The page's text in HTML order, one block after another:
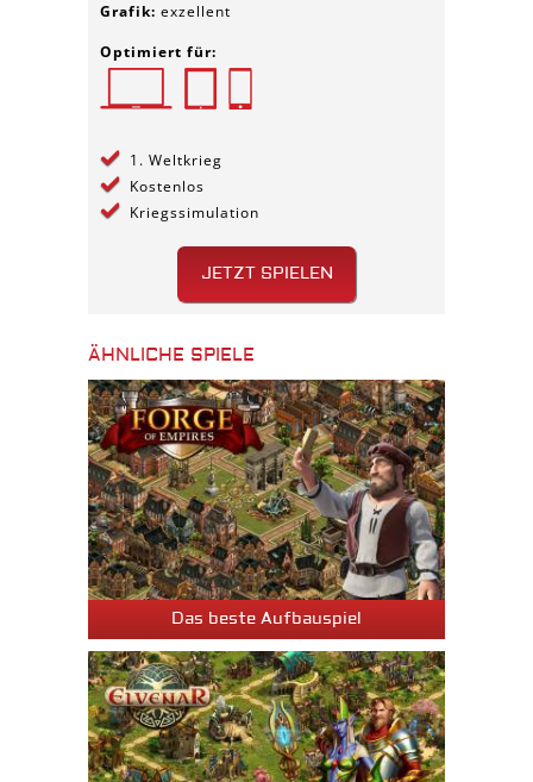
Grafik: exzellent
Optimiert für:
1. Weltkrieg
Kostenlos
Kriegssimulation
JETZT SPIELEN
ÄHNLICHE SPIELE
Das beste Aufbauspiel